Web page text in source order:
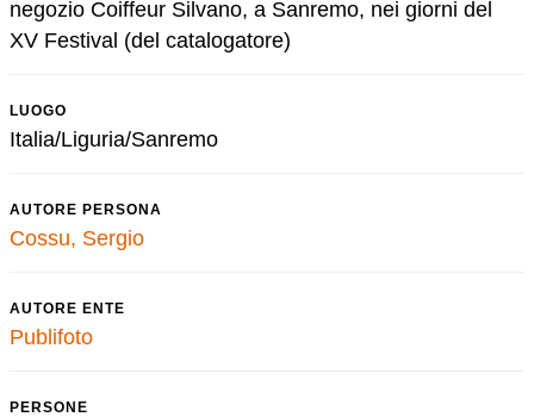
negozio Coiffeur Silvano, a Sanremo, nei giorni del
XV Festival (del catalogatore)
LUOGO
Italia/Liguria/Sanremo
AUTORE PERSONA
Cossu, Sergio
AUTORE ENTE
Publifoto
PERSONE